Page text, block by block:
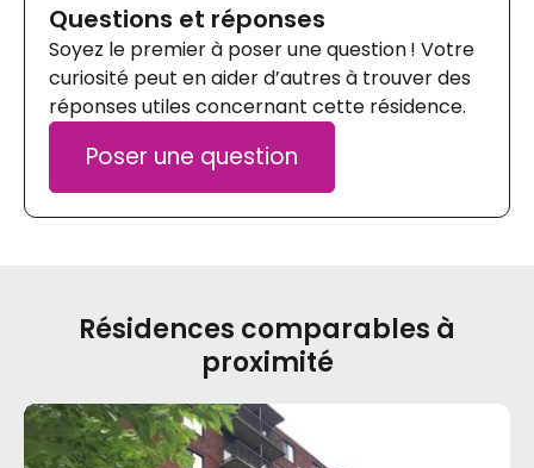
Questions et réponses
Soyez le premier à poser une question ! Votre
curiosité peut en aider d’autres à trouver des
réponses utiles concernant cette résidence.
Poser une question
Résidences comparables à
proximité